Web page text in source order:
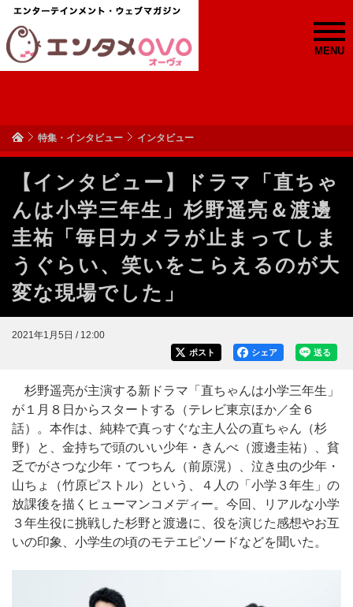
MENU
特集・インタビュー インタビュー
【インタビュー】ドラマ「直ちゃ
んは小学三年生」杉野遥亮＆渡邊
圭祐「毎日カメラが止まってしま
うぐらい、笑いをこらえるのが大
変な現場でした」
2021年1月5日 / 12:00
送る
シェア
ポスト
杉野遥亮が主演する新ドラマ「直ちゃんは小学三年生」
が１月８日からスタートする（テレビ東京ほか／全６
話）。本作は、純粋で真っすぐな主人公の直ちゃん（杉
野）と、金持ちで頭のいい少年・きんべ（渡邊圭祐）、貧
乏でがさつな少年・てつちん（前原滉）、泣き虫の少年・
山ちょ（竹原ピストル）という、４人の「小学３年生」の
放課後を描くヒューマンコメディー。今回、リアルな小学
３年生役に挑戦した杉野と渡邊に、役を演じた感想やお互
いの印象、小学生の頃のモテエピソードなどを聞いた。